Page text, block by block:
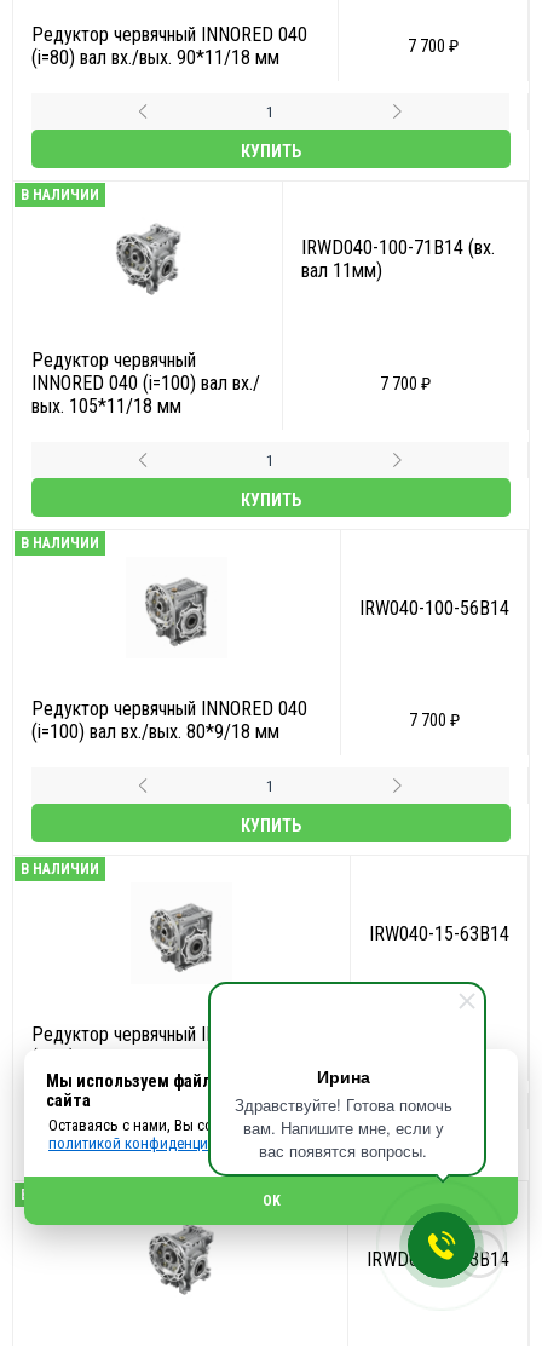
Ирина
Здравствуйте! Готова помочь
вам. Напишите мне, если у
вас появятся вопросы.
Редуктор червячный INNORED 040
(i=80) вал вх./вых. 90*11/18 мм
7 700 ₽
КУПИТЬ
В НАЛИЧИИ
IRWD040-100-71B14 (вх.
вал 11мм)
Редуктор червячный
INNORED 040 (i=100) вал вх./
вых. 105*11/18 мм
7 700 ₽
КУПИТЬ
В НАЛИЧИИ
IRW040-100-56B14
Редуктор червячный INNORED 040
(i=100) вал вх./вых. 80*9/18 мм
7 700 ₽
КУПИТЬ
В НАЛИЧИИ
IRW040-15-63B14
Редуктор червячный INNORED 040
(i=15) вал вх./вых. 90*11/18 мм
КУПИТЬ
В НАЛИЧИИ
IRWD040-5-63B14
Мы используем файлы cookie, чтобы улучшить работу
сайта
Оставаясь с нами, Вы соглашаетесь с использованием cookies и
политикой конфиденциальности.
OK